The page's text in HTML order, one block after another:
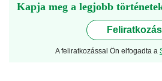
Kapja meg a legjobb
Feliratkozás
A feliratkozással Ön elfogadta a